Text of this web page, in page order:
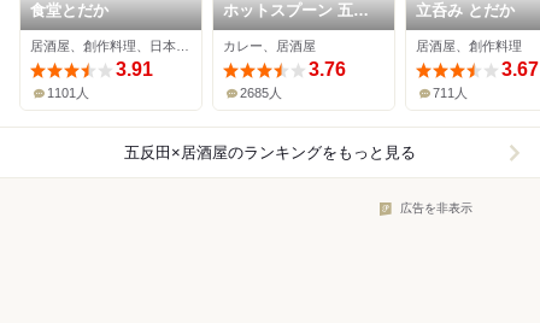
食堂とだか
3.91
1101人
ホットスプーン 五反
田店
カレー、居酒屋
3.76
2685人
立呑み とだか
居酒屋、創作料理
3.67
711人
五反田×居酒屋のランキングをもっと見る
広告を非表示